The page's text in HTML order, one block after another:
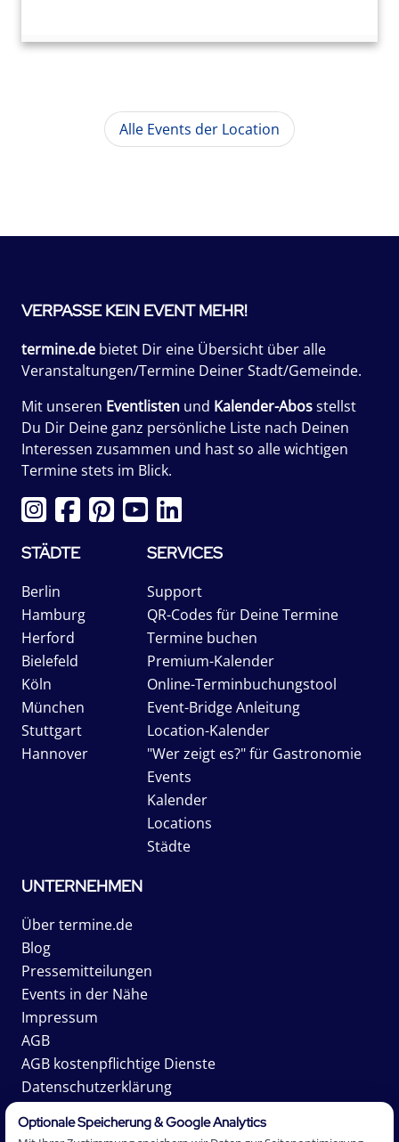
Alle Events der Location
VERPASSE KEIN EVENT MEHR!
termine.de bietet Dir eine Übersicht über alle
Veranstaltungen/Termine Deiner Stadt/Gemeinde.
Mit unseren Eventlisten und Kalender-Abosstellst
Du Dir Deine ganz persönliche Liste nach Deinen
Interessen zusammen und hast so alle wichtigen
Termine stets im Blick.
STÄDTE
Berlin
Hamburg
Herford
Bielefeld
Köln
München
Stuttgart
Hannover
SERVICES
Support
QR-Codes für Deine Termine
Termine buchen
Premium-Kalender
Online-Terminbuchungstool
Event-Bridge Anleitung
Location-Kalender
"Wer zeigt es?" für Gastronomie
Events
Kalender
Locations
Städte
UNTERNEHMEN
Über termine.de
Blog
Pressemitteilungen
Events in der Nähe
Impressum
AGB
AGB kostenpflichtige Dienste
Datenschutzerklärung
Optionale Speicherung & Google Analytics